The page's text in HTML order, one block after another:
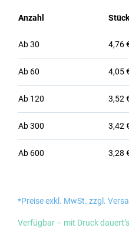
Anzahl
Ab30 4,76
Ab 60 4,05
Ab 120 3,52
Ab300 3,42
Ab 600 3,28
*Preise exkl. MwSt. zzgl.
Verfügbar – mit Druck